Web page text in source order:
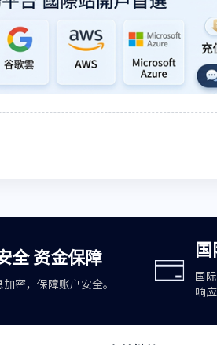
全 资金保障
密，保障账户安全。
国
响